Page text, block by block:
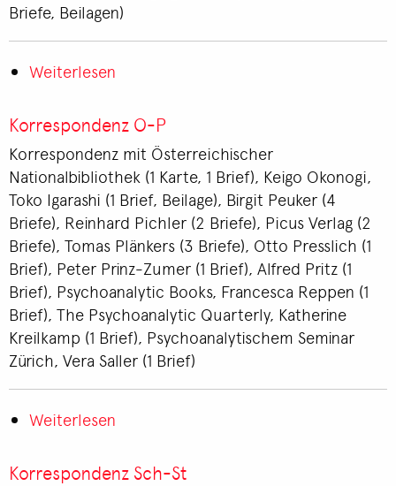
Briefe, Beilagen)
Weiterlesen
N
Korrespondenz O-P
Korrespondenz mit Österreichischer
Nationalbibliothek (1 Karte, 1 Brief), Keigo Okonogi,
Toko Igarashi (1 Brief, Beilage), Birgit Peuker (4
Briefe), Reinhard Pichler (2 Briefe), Picus Verlag (2
Briefe), Tomas Plänkers (3 Briefe), Otto Presslich (1
Brief), Peter Prinz-Zumer (1 Brief), Alfred Pritz (1
Brief), Psychoanalytic Books, Francesca Reppen (1
Brief), The Psychoanalytic Quarterly, Katherine
Kreilkamp (1 Brief), Psychoanalytischem Seminar
Zürich, Vera Saller (1 Brief)
Weiterlesen
O-
Korrespondenz Sch-St